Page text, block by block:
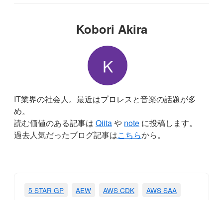
Kobori Akira
K
IT業界の社会人。最近はプロレスと音楽の話題が多
め。
読む価値のある記事は Qiitaや note に投稿します。
過去人気だったブログ記事はこちらから。
5 STAR GP AEW AWS CDK
AWS SAA